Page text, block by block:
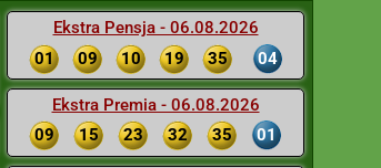
Ekstra Pensja - 06.08.2026
01
09 10 19 35 04
Ekstra Premia - 06.08.2026
09
15 23 32 35 01